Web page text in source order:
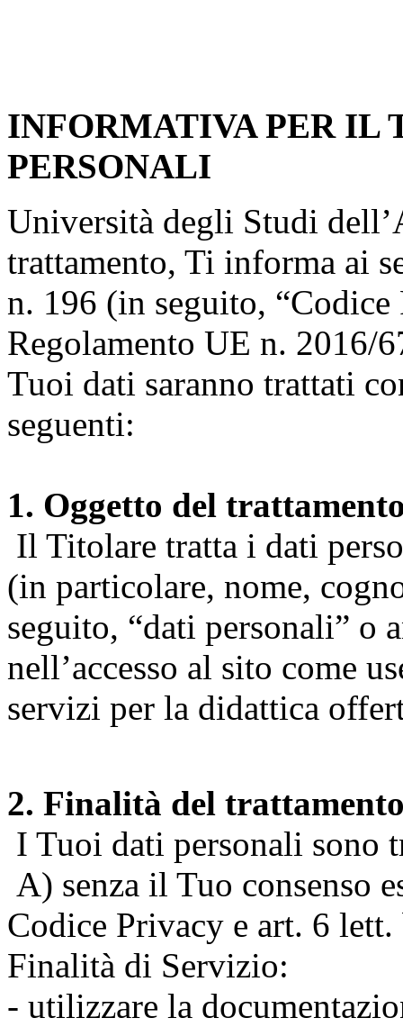
INFORMATIVA PER IL
PERSONALI
Università degli Studi
trattamento, Ti informa ai
n. 196 (in seguito, “Codice
Regolamento UE n. 2016/
Tuoi dati saranno trattati
seguenti:
1. Oggetto del
Il Titolare tratta i dati
(in particolare, nome,
seguito, “dati personali” o
nell’accesso al sito come
servizi per la didattica
2. Finalità del
I Tuoi dati personali sono
A) senza il Tuo consenso
Codice Privacy e art. 6
Finalità di Servizio:
- utilizzare la